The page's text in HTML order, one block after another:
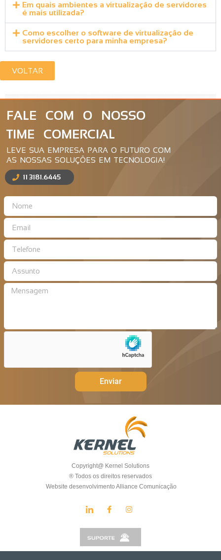
Em quais ambientes a virtualização de servidores
é mais utilizada?
Como escolher o software de virtualização de
servidores certo para minha empresa?
VOLTAR
FALE COM O NOSSO
TIME COMERCIAL
LEVE SUA EMPRESA PARA O FUTURO COM
AS NOSSAS SOLUÇÕES EM TECNOLOGIA!
11 3181.6445
Enviar
Copyright@ Kernel Solutions
® Todos os direitos reservados
Website desenvolvimento Alliance Comunicação